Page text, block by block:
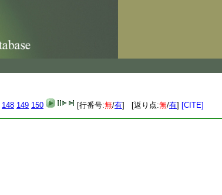
148 149 150 [行番号:無/有] [返り点:無/有] [CITE]